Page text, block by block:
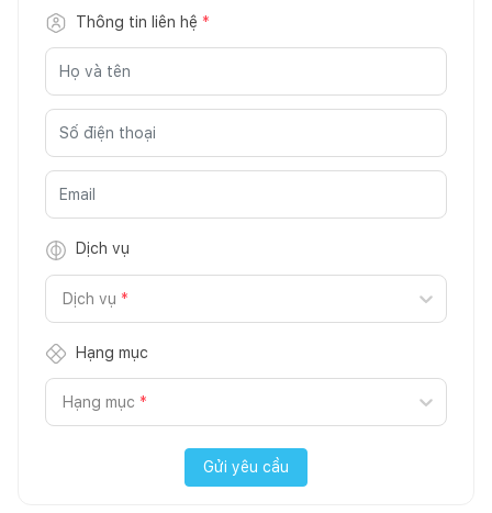
Thông tin liên hệ *
Dịch vụ
Dịch vụ *
Hạng mục
Hạng mục *
Gửi yêu cầu